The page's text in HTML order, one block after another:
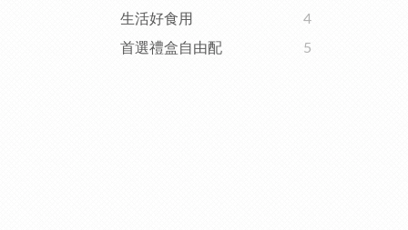
生活好食用
4
首選禮盒自由配
5